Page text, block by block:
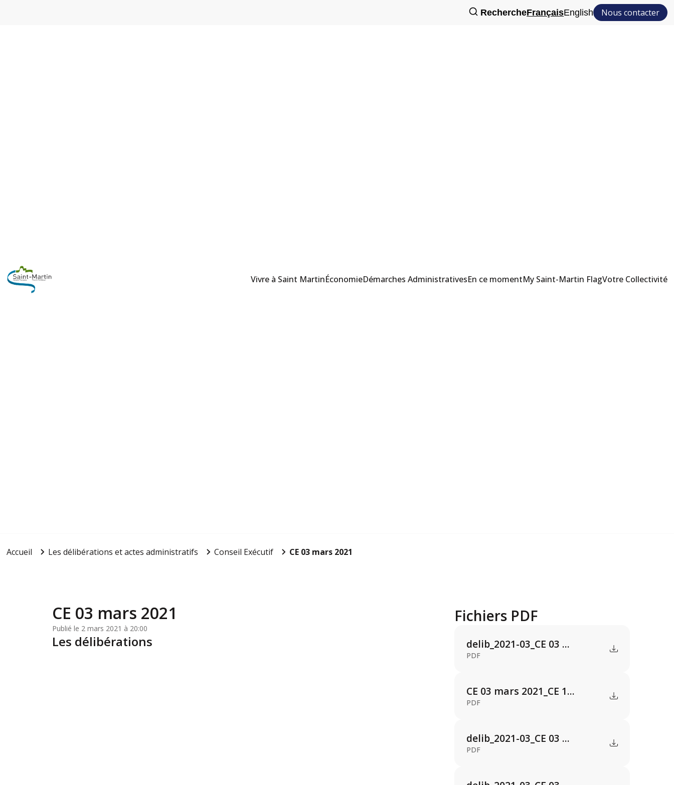
RechercheFrançaisEnglish Nous contacter
Vivre à Saint MartinÉconomieDémarches AdministrativesEn ce momentMy Saint-Martin FlagVotre Collectivité
Accueil Les délibérations et actes administratifs Conseil Exécutif CE 03 mars 2021
CE 03 mars 2021
Publié le 2 mars 2021 à 20:00
Les délibérations
Fichiers PDF
delib_2021-03_CE 03 ...
PDF
CE 03 mars 2021_CE 1...
PDF
delib_2021-03_CE 03 ...
PDF